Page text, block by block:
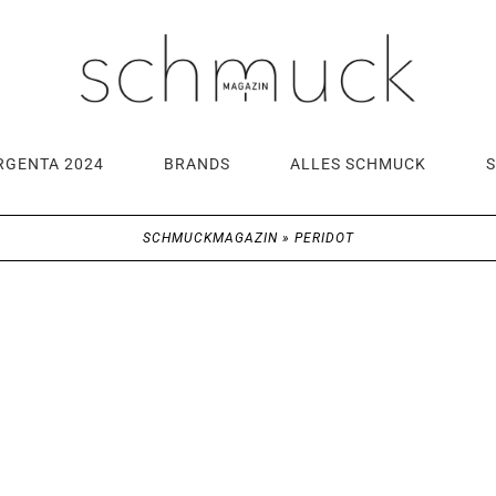
2024 BRANDS ALLES SCHMUCK
SCHMUCKMAGAZIN» PERIDOT